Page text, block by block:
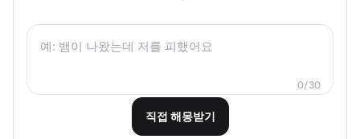
0/30
직접 해몽받기